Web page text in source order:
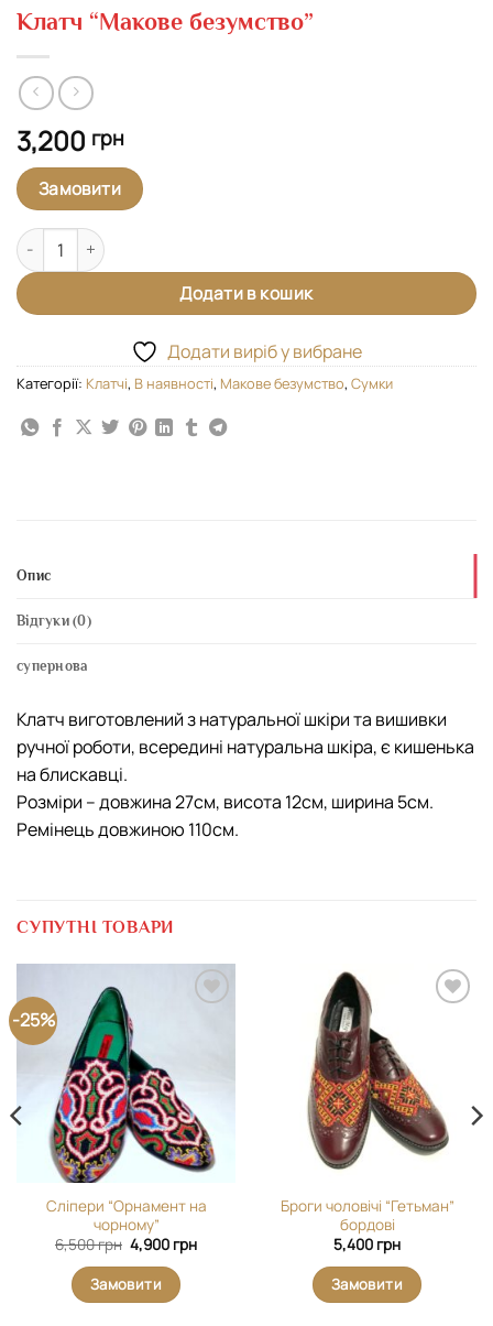
Клатч “Макове безумство”
3,200 грн
Замовити
Клатч "Макове безумство" кількість
Додати в кошик
Додати виріб у вибране
Категорії: Kлатчі, В наявності, Макове безумство, Сумки
Опис
Відгуки (0)
супернова
Клатч виготовлений з натуральної шкіри та вишивки
ручної роботи, всередині натуральна шкіра, є кишенька
на блискавці.
Розміри – довжина 27см, висота 12см, ширина 5см.
Ремінець довжиною 110см.
СУПУТНІ ТОВАРИ
-25%
Сліпери “Орнамент на
чорному”
6,500грн Оригінальна
ціна:
6,500 грн.
4,900 грнПоточна
Замовити
Броги чоловічі “Гетьман”
бордові
5,400 грн
Замовити